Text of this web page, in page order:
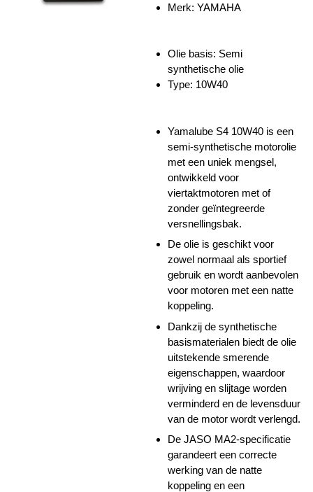
Merk: YAMAHA
Olie basis: Semi
synthetische olie
Type: 10W40
Yamalube S4 10W40 is een
semi-synthetische motorolie
met een uniek mengsel,
ontwikkeld voor
viertaktmotoren met of
zonder geïntegreerde
versnellingsbak.
De olie is geschikt voor
zowel normaal als sportief
gebruik en wordt aanbevolen
voor motoren met een natte
koppeling.
Dankzij de synthetische
basismaterialen biedt de olie
uitstekende smerende
eigenschappen, waardoor
wrijving en slijtage worden
verminderd en de levensduur
van de motor wordt verlengd.
De JASO MA2-specificatie
garandeert een correcte
werking van de natte
koppeling en een